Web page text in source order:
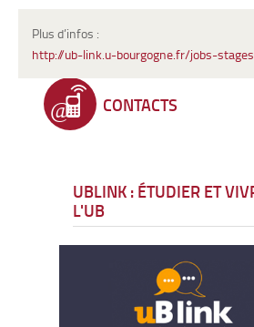
Plus d’infos :
http://ub-link.u-bourgogne.fr/jobs-
CONTACTS
UBLINK : ÉTUDIER ET
L'UB